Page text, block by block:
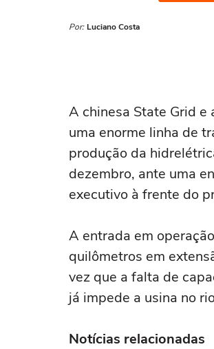
Por: Luciano Costa
A chinesa State Grid e
uma enorme linha de
produção da
dezembro, ante uma
executivo à frente do
A entrada em
quilômetros em
vez que a falta de
já impede a usina no
Notícias relacionadas